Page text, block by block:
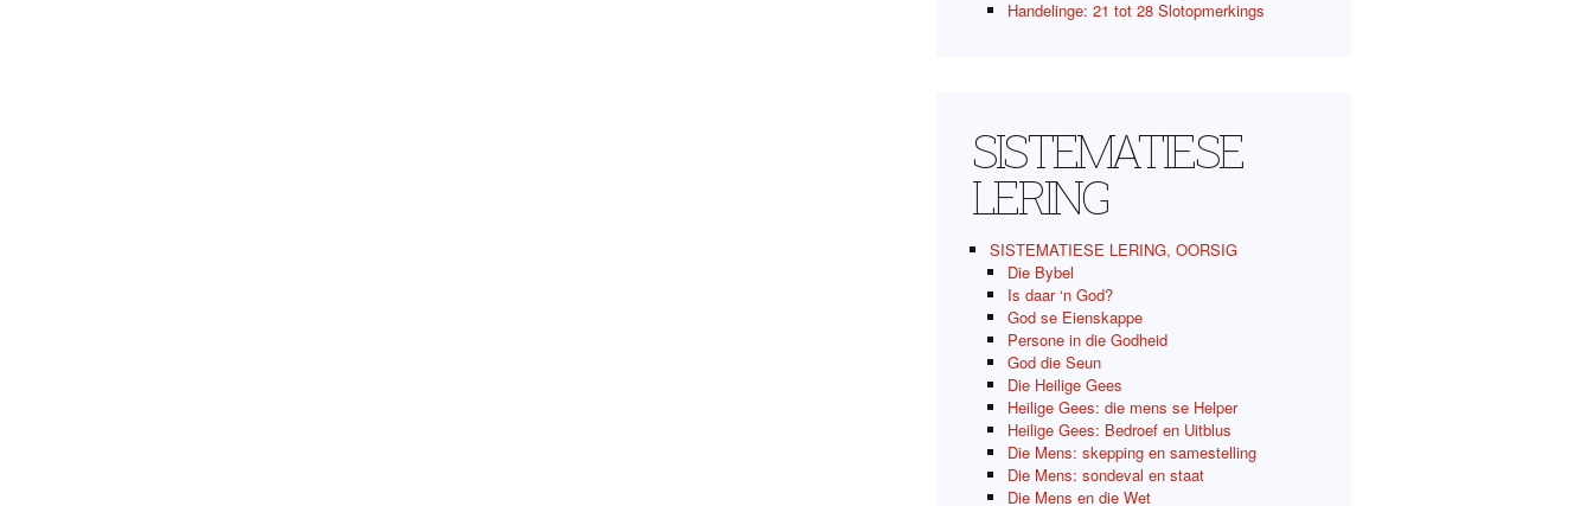
Handelinge: 21 tot 28 Slotopmerkings
SISTEMATIESE
LERING
SISTEMATIESE LERING, OORSIG
Die Bybel
Is daar ‘n God?
God se Eienskappe
Persone in die Godheid
God die Seun
Die Heilige Gees
Heilige Gees: die mens se Helper
Heilige Gees: Bedroef en Uitblus
Die Mens: skepping en samestelling
Die Mens: sondeval en staat
Die Mens en die Wet